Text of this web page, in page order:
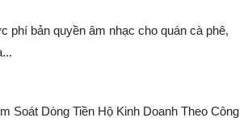
phí bản quyền âm nhạc cho quán cà phê,
Soát Dòng Tiền Hộ Kinh Doanh Theo Công